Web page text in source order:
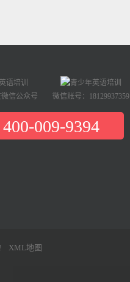
信公众号 微信账号：18129937359
400-009-9394
! XML地图